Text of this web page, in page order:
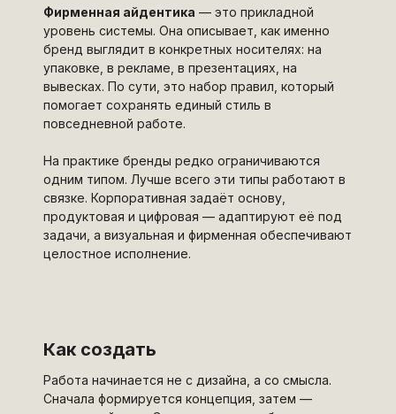
Фирменная айдентика — это прикладной
уровень системы. Она описывает, как именно
бренд выглядит в конкретных носителях: на
упаковке, в рекламе, в презентациях, на
вывесках. По сути, это набор правил, который
помогает сохранять единый стиль в
повседневной работе.
На практике бренды редко ограничиваются
одним типом. Лучше всего эти типы работают в
связке. Корпоративная задаёт основу,
продуктовая и цифровая — адаптируют её под
задачи, а визуальная и фирменная обеспечивают
целостное исполнение.
Работа начинается не с дизайна, а со смысла.
Сначала формируется концепция, затем —
Как создать